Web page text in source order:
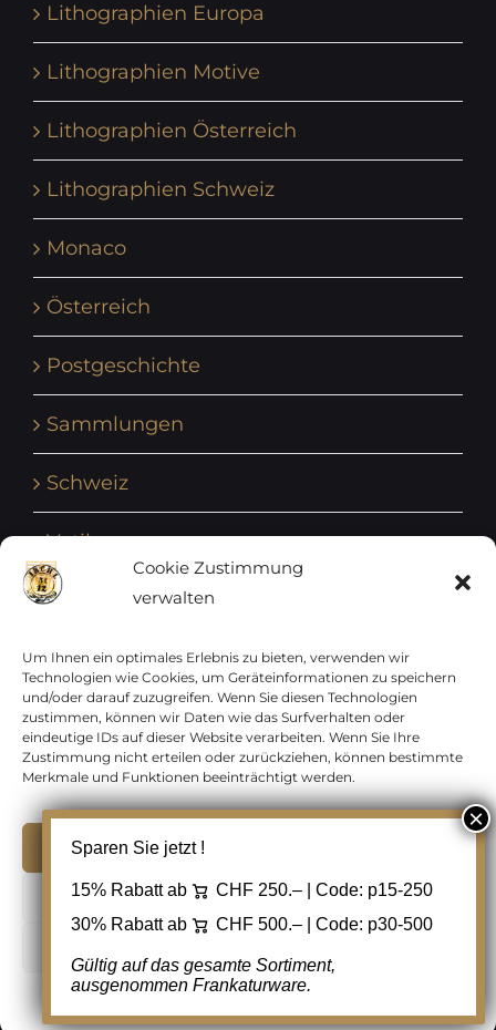
Cookie Zustimmung
verwalten
Um Ihnen ein optimales Erlebnis zu bieten, verwenden wir
Technologien wie Cookies, um Geräteinformationen zu speichern
und/oder darauf zuzugreifen. Wenn Sie diesen Technologien
zustimmen, können wir Daten wie das Surfverhalten oder
eindeutige IDs auf dieser Website verarbeiten. Wenn Sie Ihre
Zustimmung nicht erteilen oder zurückziehen, können bestimmte
Merkmale und Funktionen beeinträchtigt werden.
Ablehnen
Lithographien Europa
Lithographien Motive
Lithographien Österreich
Lithographien Schweiz
Monaco
Österreich
Postgeschichte
Sammlungen
Schweiz
Vatikan
Vereinte Nationen
Vorphilatelie
Zensurbelege Österreich
Zensurbelege Schweiz
Copyright 2012 - 2024 URAY GmbH | All Rights
Reserved |
PCI Data Security Standards |
Facebook
Sparen Sie jetzt !
15% Rabatt ab CHF 250.– | Code: p15-250
30% Rabatt ab
CHF 500.– | Code: p30-500
Gültig auf das gesamte Sortiment,
ausgenommen Frankaturware.